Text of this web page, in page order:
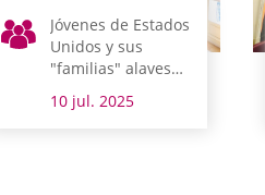
Jóvenes de Estados
Unidos y sus
"familias" alavesas
Generales
10 jul. 2025